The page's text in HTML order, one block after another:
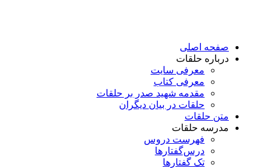
صفحه اصلی
درباره حلقات
معرفی سایت
معرفی کتاب
مقدمه شهید صدر بر حلقات
حلقات در بیان دیگران
متن حلقات
مدرسه حلقات
فهرست دروس
درس‌گفتار‌ها
تک گفتارها